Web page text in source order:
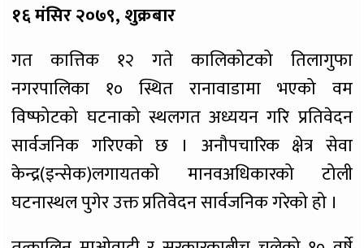
१६ मंसिर २०७९, शुक्रबार
गत कात्तिक १२ गते कालिकोटको तिलागुफा
नगरपालिका १० स्थित रानावाडामा भएको वम
विष्फोटको घटनाको स्थलगत अध्ययन गरि प्रतिवेदन
सार्वजनिक गरिएको छ । अनौपचारिक क्षेत्र सेवा
केन्द्र(इन्सेक)लगायतको मानवअधिकारको टोली
घटनास्थल पुगेर उक्त प्रतिवेदन सार्वजनिक गरेको हो ।